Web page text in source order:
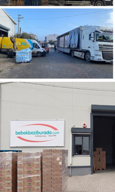
84,90 TL
78,24 TL
Sepete
Ekle
Yaz Fırsatlarını
kaçırma !